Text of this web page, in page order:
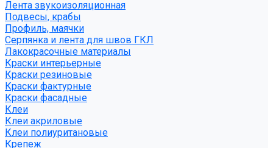
Лента звукоизоляционная
Подвесы, крабы
Профиль, маячки
Серпянка и лента для швов ГКЛ
Лакокрасочные материалы
Краски интерьерные
Краски резиновые
Краски фактурные
Краски фасадные
Клеи
Клеи акриловые
Клеи полиуритановые
Крепеж